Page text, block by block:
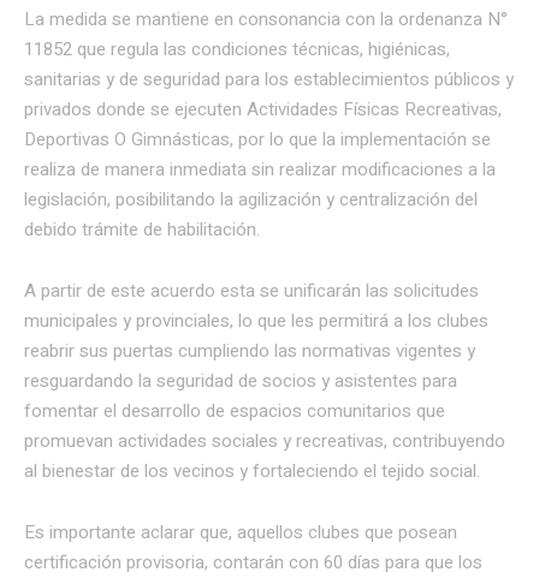
La medida se mantiene en consonancia con la ordenanza N°
11852 que regula las condiciones técnicas, higiénicas,
sanitarias y de seguridad para los establecimientos públicos y
privados donde se ejecuten Actividades Físicas Recreativas,
Deportivas O Gimnásticas, por lo que la implementación se
realiza de manera inmediata sin realizar modificaciones a la
legislación, posibilitando la agilización y centralización del
debido trámite de habilitación.
A partir de este acuerdo esta se unificarán las solicitudes
municipales y provinciales, lo que les permitirá a los clubes
reabrir sus puertas cumpliendo las normativas vigentes y
resguardando la seguridad de socios y asistentes para
fomentar el desarrollo de espacios comunitarios que
promuevan actividades sociales y recreativas, contribuyendo
al bienestar de los vecinos y fortaleciendo el tejido social.
Es importante aclarar que, aquellos clubes que posean
certificación provisoria, contarán con 60 días para que los